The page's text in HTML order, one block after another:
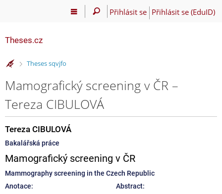
Přihlásit se Přihlásit se (EduID)
Theses.cz
>
Theses sqvjfo
Mamografický screening v ČR –
Tereza CIBULOVÁ
Tereza CIBULOVÁ
Bakalářská práce
Mamografický screening v ČR
Mammography screening in the Czech Republic
Anotace:
Abstract: